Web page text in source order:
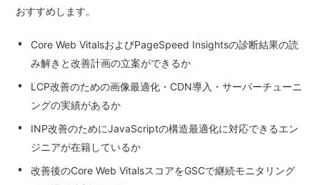
おすすめします。
Core Web VitalsおよびPageSpeed Insightsの診断結果の読
み解きと改善計画の立案ができるか
LCP改善のための画像最適化・CDN導入・サーバーチューニ
ングの実績があるか
INP改善のためにJavaScriptの構造最適化に対応できるエン
ジニアが在籍しているか
改善後のCore Web VitalsスコアをGSCで継続モニタリング